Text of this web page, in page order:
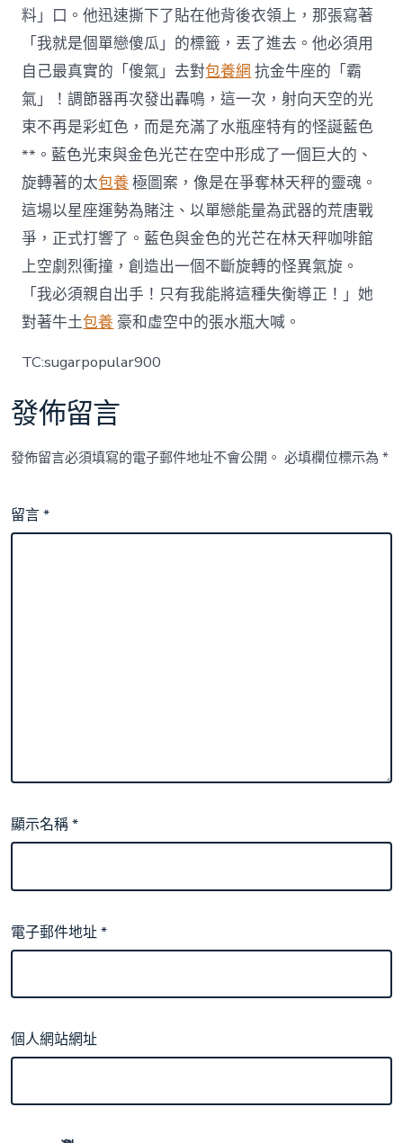
料」口。他迅速撕下了貼在他背後衣領上，那張寫著
「我就是個單戀傻瓜」的標籤，丟了進去。他必須用
自己最真實的「傻氣」去對包養網 抗金牛座的「霸
氣」！調節器再次發出轟鳴，這一次，射向天空的光
束不再是彩虹色，而是充滿了水瓶座特有的怪誕藍色
**。藍色光束與金色光芒在空中形成了一個巨大的、
旋轉著的太包養 極圖案，像是在爭奪林天秤的靈魂。
這場以星座運勢為賭注、以單戀能量為武器的荒唐戰
爭，正式打響了。藍色與金色的光芒在林天秤咖啡館
上空劇烈衝撞，創造出一個不斷旋轉的怪異氣旋。
「我必須親自出手！只有我能將這種失衡導正！」她
對著牛土包養 豪和虛空中的張水瓶大喊。
TC:sugarpopular900
發佈留言
發佈留言必須填寫的電子郵件地址不會公開。 必填欄位標示為*
留言*
顯示名稱*
電子郵件地址*
個人網站網址